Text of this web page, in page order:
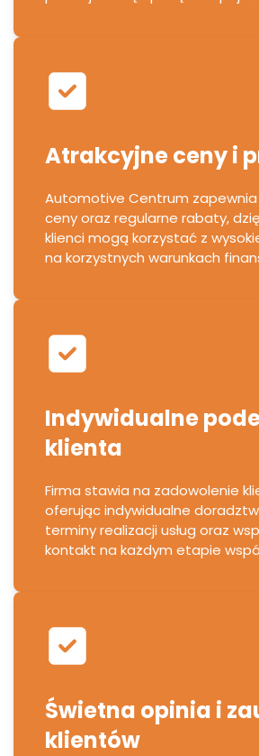
Atrakcyjne ceny i
Automotive Centrum zapewnia
ceny oraz regularne rabaty,
klienci mogą korzystać z
na korzystnych warunkach
Indywidualne
klienta
Firma stawia na zadowolenie
oferując indywidualne
terminy realizacji usług oraz
kontakt na każdym etapie
Świetna opinia i
klientów